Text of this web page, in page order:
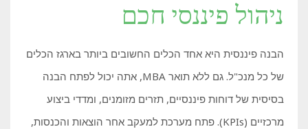
ניהול פיננסי חכם
הבנה פיננסית היא אחד הכלים החשובים ביותר בארגז הכלים
של כל מנכ"ל. גם ללא תואר MBA, אתה יכול לפתח הבנה
בסיסית של דוחות פיננסיים, תזרים מזומנים, ומדדי ביצוע
מרכזיים (KPIs). פתח מערכת למעקב אחר הוצאות והכנסות,